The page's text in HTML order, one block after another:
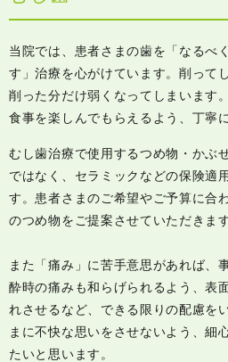
当院では、患者さまの歯を「なるべ
す」治療を心がけています。削って
削った分だけ弱くなってしまいます
食事を楽しんでもらえるよう、丁寧
むし歯治療で使用するつめ物・かぶ
ではなく、セラミックなどの保険適
す。患者さまのご希望やご予算に合
のつめ物をご提案させていただきます
また「痛み」に苦手意思があれば、
酔時の痛みも和らげられるよう、表
れさせるなど、できる限りの配慮を
まに不快な思いをさせないよう、細
たいと思います。